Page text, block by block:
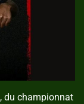
du championnat